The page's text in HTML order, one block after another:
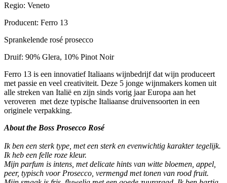
Regio: Veneto
Producent: Ferro 13
Sprankelende rosé prosecco
Druif: 90% Glera, 10% Pinot Noir
Ferro 13 is een innovatief Italiaans wijnbedrijf dat wijn produceert
met passie en veel creativiteit. Deze 5 jonge wijnmakers komen uit
alle streken van Italië en zijn sinds vorig jaar Europa aan het
veroveren met deze typische Italiaanse druivensoorten in een
originele verpakking.
About the Boss Prosecco Rosé
Ik ben een sterk type, met een sterk en evenwichtig karakter tegelijk.
Ik heb een felle roze kleur.
Mijn parfum is intens, met delicate hints van witte bloemen, appel,
peer, typisch voor Prosecco, vermengd met tonen van rood fruit.